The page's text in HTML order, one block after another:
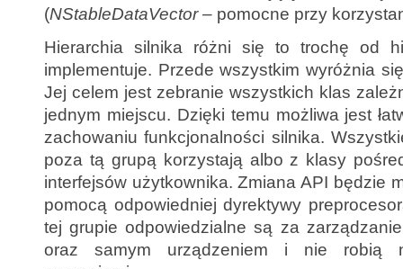
(NStableDataVector – pomocne przy
Hierarchia silnika różni się to trochę od
implementuje. Przede wszystkim wyróżnia
Jej celem jest zebranie wszystkich klas
jednym miejscu. Dzięki temu możliwa jest
zachowaniu funkcjonalności silnika.
poza tą grupą korzystają albo z klasy
interfejsów użytkownika. Zmiana API będzie
pomocą odpowiedniej dyrektywy
tej grupie odpowiedzialne są za
oraz samym urządzeniem i nie robią